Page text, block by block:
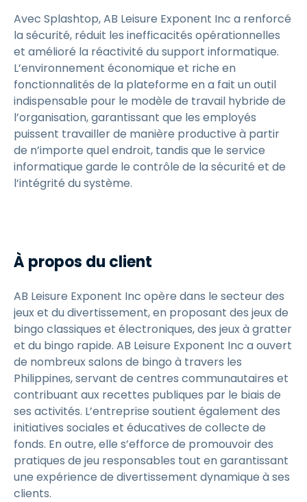
Avec Splashtop, AB Leisure Exponent Inc a renforcé
la sécurité, réduit les inefficacités opérationnelles
et amélioré la réactivité du support informatique.
L’environnement économique et riche en
fonctionnalités de la plateforme en a fait un outil
indispensable pour le modèle de travail hybride de
l’organisation, garantissant que les employés
puissent travailler de manière productive à partir
de n’importe quel endroit, tandis que le service
informatique garde le contrôle de la sécurité et de
l’intégrité du système.
À propos du client
AB Leisure Exponent Inc opère dans le secteur des
jeux et du divertissement, en proposant des jeux de
bingo classiques et électroniques, des jeux à gratter
et du bingo rapide. AB Leisure Exponent Inc a ouvert
de nombreux salons de bingo à travers les
Philippines, servant de centres communautaires et
contribuant aux recettes publiques par le biais de
ses activités. L’entreprise soutient également des
initiatives sociales et éducatives de collecte de
fonds. En outre, elle s’efforce de promouvoir des
pratiques de jeu responsables tout en garantissant
une expérience de divertissement dynamique à ses
clients.